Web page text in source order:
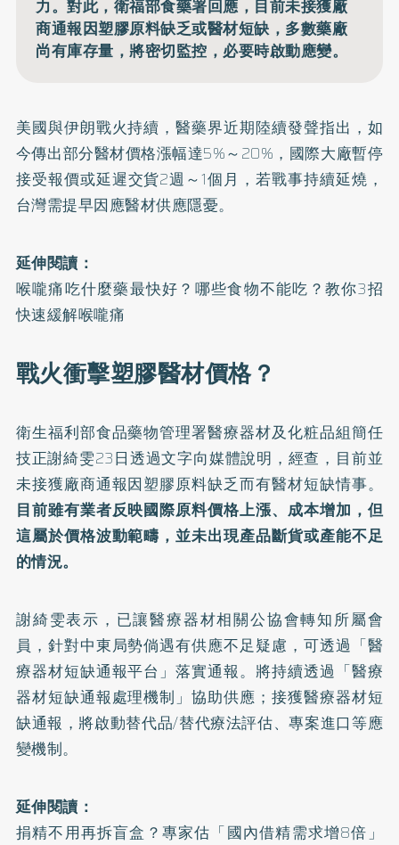
力。對此，衛福部食藥署回應，目前未接獲廠
商通報因塑膠原料缺乏或醫材短缺，多數藥廠
尚有庫存量，將密切監控，必要時啟動應變。
美國與伊朗戰火持續，醫藥界近期陸續發聲指出，如
今傳出部分醫材價格漲幅達5%～20%，國際大廠暫停
接受報價或延遲交貨2週～1個月，若戰事持續延燒，
台灣需提早因應醫材供應隱憂。
延伸閱讀：
喉嚨痛吃什麼藥最快好？哪些食物不能吃？教你3招
快速緩解喉嚨痛
戰火衝擊塑膠醫材價格？
衛生福利部食品藥物管理署醫療器材及化粧品組簡任
技正謝綺雯23日透過文字向媒體說明，經查，目前並
未接獲廠商通報因塑膠原料缺乏而有醫材短缺情事。
目前雖有業者反映國際原料價格上漲、成本增加，但
這屬於價格波動範疇，並未出現產品斷貨或產能不足
的情況。
謝綺雯表示，已讓醫療器材相關公協會轉知所屬會
員，針對中東局勢倘遇有供應不足疑慮，可透過「醫
療器材短缺通報平台 」落實通報。將持續透過「醫療
器材短缺通報處理機制」協助供應；接獲醫療器材短
缺通報，將啟動替代品/替代療法評估、專案進口等應
變機制。
延伸閱讀：
捐精不用再拆盲盒？專家估「國內借精需求增8倍」